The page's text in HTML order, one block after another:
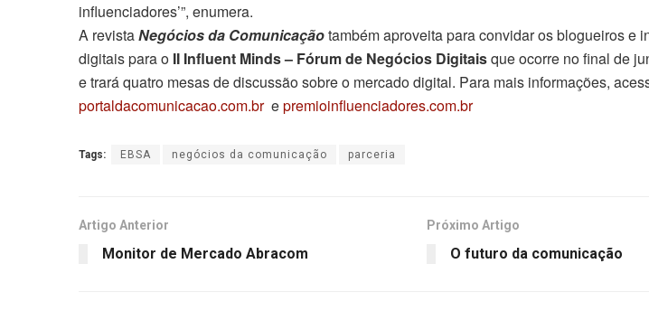
influenciadores’”, enumera.
A revistaNegócios da Comunicaçãotambém aproveita para convidar os blogueiros e
digitais para o II Influent Minds – Fórum de Negócios Digitaisque ocorre no final de
e trará quatro mesas de discussão sobre o mercado digital. Para mais informações,
portaldacomunicacao.com.brepremioinfluenciadores.com.br
Tags: EBSA negócios da comunicação parceria
Artigo Anterior
Monitor de Mercado Abracom
Próximo Artigo
O futuro da comunicação